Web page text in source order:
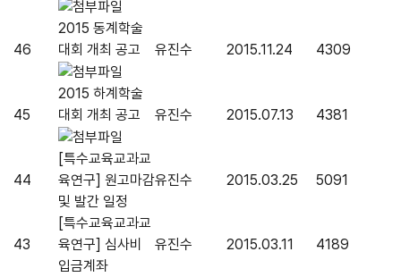
46
2015 동계학술
대회 개최 공고
유진수 2015.11.24 4309
45
2015 하계학술
대회 개최 공고
유진수 2015.07.13 4381
44
[특수교육교과교
육연구] 원고마감
및 발간 일정
유진수 2015.03.25 5091
43
[특수교육교과교
육연구] 심사비
입금계좌
유진수 2015.03.11 4189